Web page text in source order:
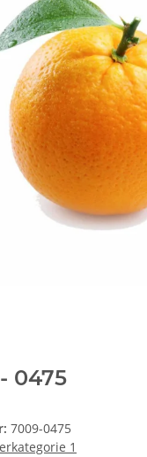
0475
7009-0475
1